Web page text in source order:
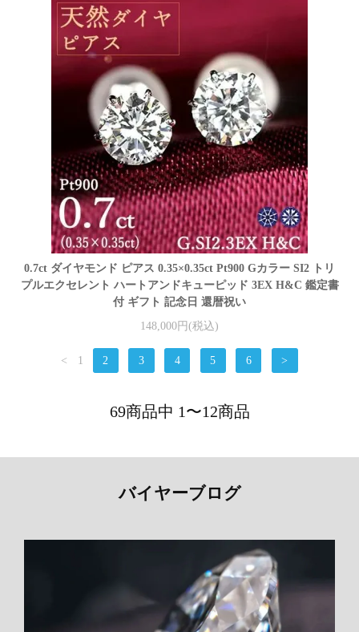
0.7ct ダイヤモンド ピアス 0.35×0.35ct Pt900 Gカラー SI2 トリ
プルエクセレント ハートアンドキューピッド 3EX H&C 鑑定書
付 ギフト 記念日 還暦祝い
148,000円(税込)
< 1 2 3 4 5 6 >
69商品中 1〜12商品
バイヤーブログ